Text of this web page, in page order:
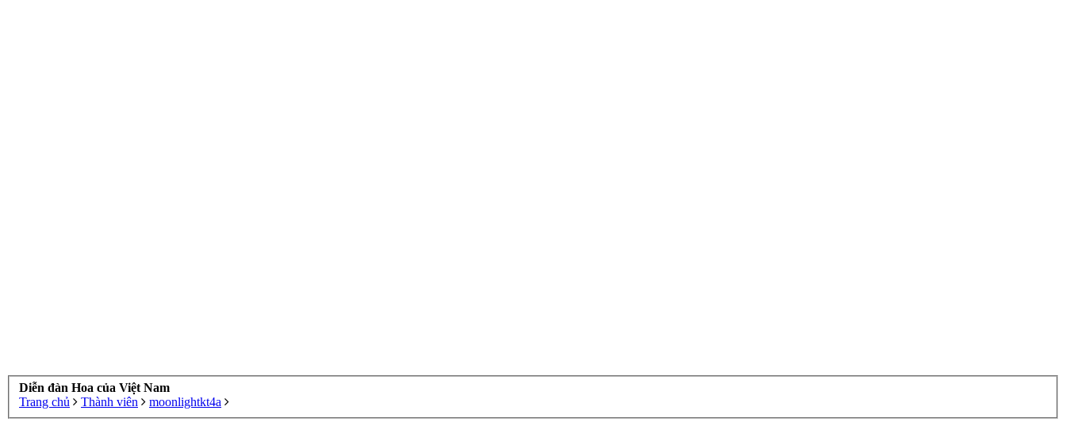
Diễn đàn Hoa của Việt Nam
Trang chủ
Thành viên moonlightkt4a